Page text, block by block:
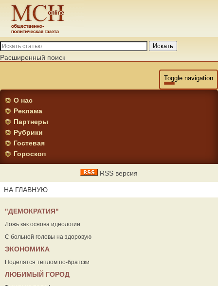
Искать
Расширенный поиск
Toggle navigation
О нас
Реклама
Партнеры
Рубрики
Гостевая
Гороскоп
RSS версия
НА ГЛАВНУЮ
"ДЕМОКРАТИЯ"
Ложь как основа идеологии
С больной головы на здоровую
ЭКОНОМИКА
Поделятся теплом по-братски
ЛЮБИМЫЙ ГОРОД